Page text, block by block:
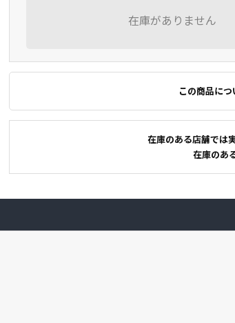
在庫がありません
この商品に
在庫のある店舗では
在庫のあ